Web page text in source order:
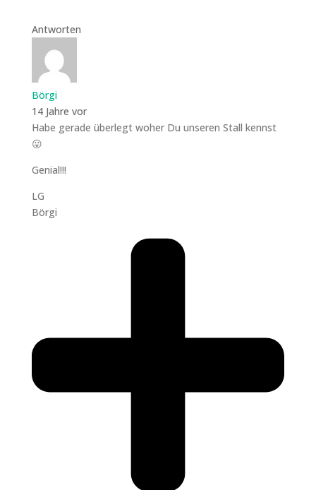
Antworten
Börgi
14 Jahre vor
Habe gerade überlegt woher Du unseren Stall kennst
😛
Genial!!!
LG
Börgi